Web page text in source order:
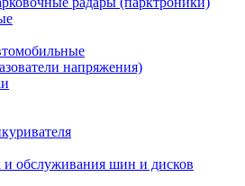
напряжения)
и обслуживания ‎шин и дисков